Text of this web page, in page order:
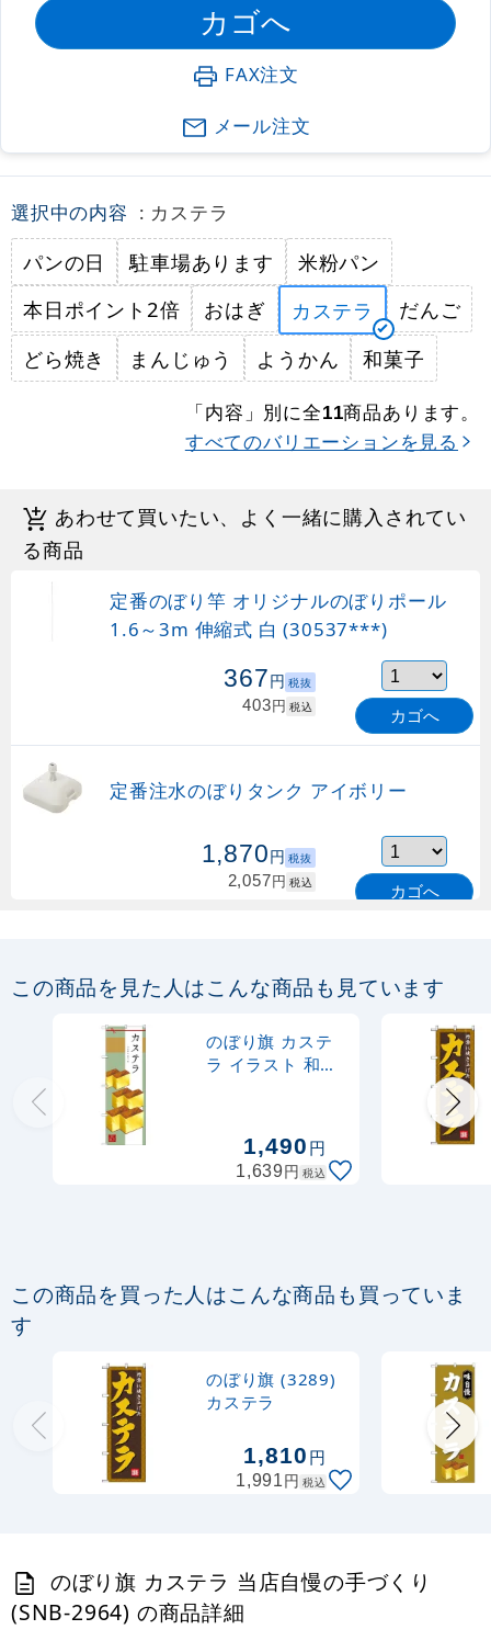
FAX注文
メール注文
選択中の内容 : カステラ
パンの日 駐車場あります
米粉パン
本日ポイント2倍
おはぎ カステラ
だんご
どら焼き
まんじゅう ようかん 和菓子
「内容」別に全11商品あります。
すべてのバリエーションを見る
あわせて買いたい、よく一緒に購入されてい
る商品
定番のぼり竿 オリジナルのぼりポール
1.6～3m 伸縮式 白 (30537***)
367円 税抜
403円 税込 カゴへ
定番注水のぼりタンク アイボリー
1,870円 税抜
2,057円 税込 カゴへ
1.6～3m 伸縮式 緑 (30537GRN)
売り切れ中
購入不可
定番のぼり竿 オリジナルのぼりポール
1.6～3m 伸縮式 水色 (30537SBL)
367
定番のぼり竿 オリジナルのぼりポール
1.6～3m 伸縮式 黒 (30537BLK)
403円 税込 カゴへ
注水型マルチのぼりスタンド 20L
カゴへ
この商品を見た人はこんな商品も見ています
のぼり旗 カステ
ラ イラスト 和柄
1,490円
1,639円 税込
この商品を買った人はこんな商品も買っていま
す
のぼり旗 (3289)
カステラ
1,810円
1,991円 税込
のぼり旗 カステラ 当店自慢の手づくり
(SNB-2964) の商品詳細